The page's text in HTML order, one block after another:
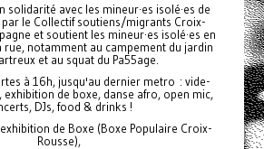
avec les mineur·es isolé·es de
le Collectif soutiens/migrants Croix-
et soutient les mineur·es isolé·es en
rue, notamment au campement du jardin
et au squat du Pa55age.
à 16h, jusqu'au dernier metro : vide-
exhibition de boxe, danse afro, open mic,
DJs, food & drinks !
de Boxe (Boxe Populaire Croix-
Rousse),